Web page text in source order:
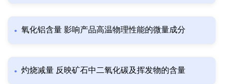
氧化铝含量 影响产品高温物理性能的微量成分
灼烧减量 反映矿石中二氧化碳及挥发物的含量